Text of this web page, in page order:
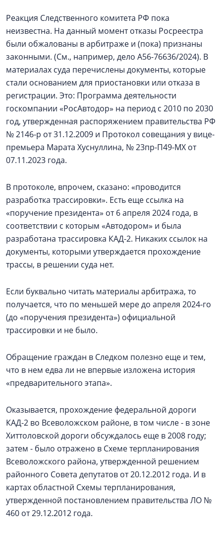
Реакция Следственного комитета РФ пока
неизвестна. На данный момент отказы Росреестра
были обжалованы в арбитраже и (пока) признаны
законными. (См., например, дело А56-76636/2024). В
материалах суда перечислены документы, которые
стали основанием для приостановки или отказа в
регистрации. Это: Программа деятельности
госкомпании «РосАвтодор» на период с 2010 по 2030
год, утвержденная распоряжением правительства РФ
№ 2146-р от 31.12.2009 и Протокол совещания у вице-
премьера Марата Хуснуллина, № 23пр-П49-МХ от
07.11.2023 года.
В протоколе, впрочем, сказано: «проводится
разработка трассировки». Есть еще ссылка на
«поручение президента» от 6 апреля 2024 года, в
соответствии с которым «Автодором» и была
разработана трассировка КАД-2. Никаких ссылок на
документы, которыми утверждается прохождение
трассы, в решении суда нет.
Если буквально читать материалы арбитража, то
получается, что по меньшей мере до апреля 2024-го
(до «поручения президента») официальной
трассировки и не было.
Обращение граждан в Следком полезно еще и тем,
что в нем едва ли не впервые изложена история
«предварительного этапа».
Оказывается, прохождение федеральной дороги
КАД-2 во Всеволожском районе, в том числе - в зоне
Хиттоловской дороги обсуждалось еще в 2008 году;
затем - было отражено в Схеме терпланирования
Всеволожского района, утвержденной решением
районного Совета депутатов от 20.12.2012 года. И в
картах областной Схемы терпланирования,
утвержденной постановлением правительства ЛО №
460 от 29.12.2012 года.